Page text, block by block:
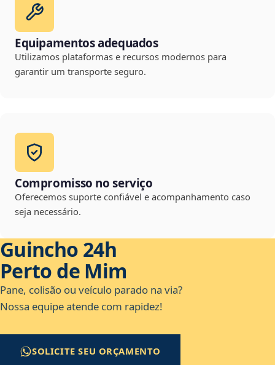
Equipamentos adequados
Utilizamos plataformas e recursos modernos para
garantir um transporte seguro.
Compromisso no serviço
Oferecemos suporte confiável e acompanhamento caso
seja necessário.
Guincho 24h
Perto de Mim
Pane, colisão ou veículo parado na via?
Nossa equipe atende com rapidez!
SOLICITE SEU ORÇAMENTO